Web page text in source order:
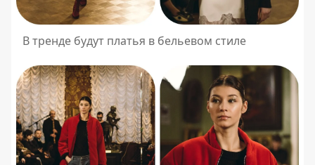
В тренде будут платья в бельевом стиле